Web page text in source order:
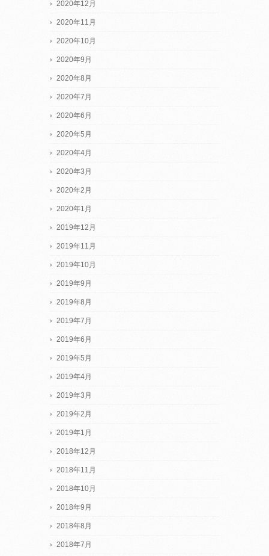
2020年12月
2020年11月
2020年10月
2020年9月
2020年8月
2020年7月
2020年6月
2020年5月
2020年4月
2020年3月
2020年2月
2020年1月
2019年12月
2019年11月
2019年10月
2019年9月
2019年8月
2019年7月
2019年6月
2019年5月
2019年4月
2019年3月
2019年2月
2019年1月
2018年12月
2018年11月
2018年10月
2018年9月
2018年8月
2018年7月